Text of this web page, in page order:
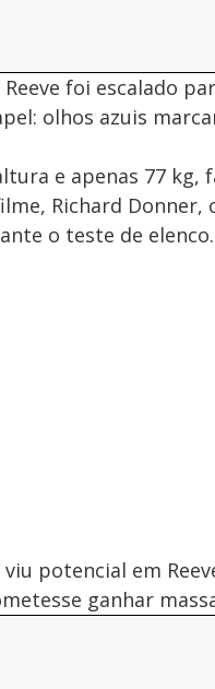
foi escalado
olhos azuis
e apenas 77
Richard Donner,
o teste de elenco.
viu potencial em
ganhar